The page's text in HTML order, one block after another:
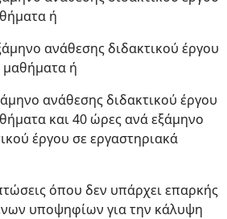
ή
ανάθεσης διδακτικού έργου
μαθήματα ή
ανάθεσης διδακτικού έργου
και 40 ώρες ανά εξάμηνο
έργου σε εργαστηριακά
όπου δεν υπάρχει επαρκής
υποψηφίων για την κάλυψη